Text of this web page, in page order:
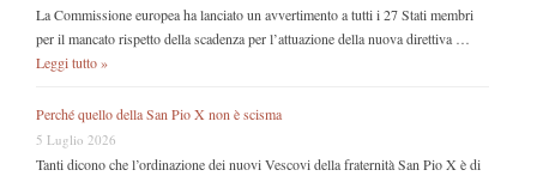
La Commissione europea ha lanciato un avvertimento a tutti i 27 Stati membri
per il mancato rispetto della scadenza per l’attuazione della nuova direttiva …
Leggi tutto »
Perché quello della San Pio X non è scisma
5 Luglio 2026
Tanti dicono che l’ordinazione dei nuovi Vescovi della fraternità San Pio X è di